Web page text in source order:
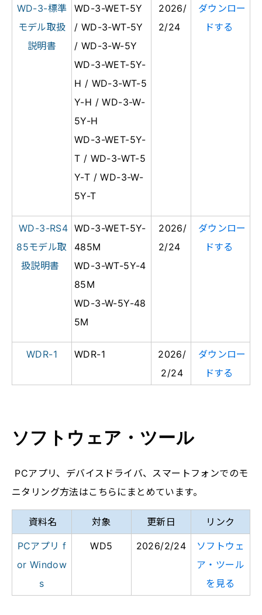
WD-3-標準
モデル取扱
説明書
WD-3-WET-5Y
/ WD-3-WT-5Y
/ WD-3-W-5Y
WD-3-WET-5Y-
H / WD-3-WT-5
Y-H / WD-3-W-
5Y-H
WD-3-WET-5Y-
T / WD-3-WT-5
Y-T / WD-3-W-
5Y-T
2026/
2/24
ダウンロー
ドする
WD-3-RS4
85モデル取
扱説明書
WD-3-WET-5Y-
485M
WD-3-WT-5Y-4
85M
WD-3-W-5Y-48
5M
2026/
2/24
ダウンロー
ドする
WDR-1 WDR-1
2026/
2/24
ダウンロー
ドする
ソフトウェア・ツール
PCアプリ、デバイスドライバ、スマートフォンでのモ
ニタリング方法はこちらにまとめています。
資料名 対象 更新日 リンク
PCアプリ f
or Window
s
WD5 2026/2/24
ソフトウェ
ア・ツール
を見る